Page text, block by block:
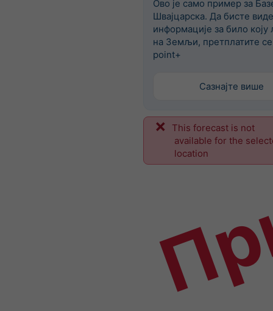
Ово је само пример за
Швајцарска. Да бисте
информације за било коју
на Земљи, претплатите
point+
Сазнајте више
This forecast is not
available for the
location